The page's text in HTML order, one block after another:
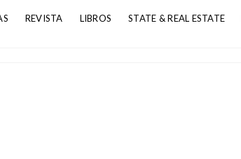
REVISTA LIBROS STATE & REAL ESTATE